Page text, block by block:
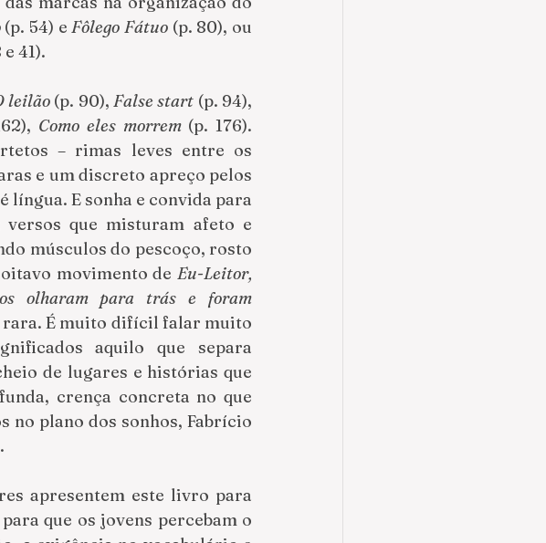
(p. 54) e Fôlego Fátuo (p. 80), ou
e 41).
leilão (p. 90), False start
Como eles morrem
– rimas leves entre os
e um discreto apreço pelos
língua. E sonha e convida para
que misturam afeto e
músculos do pescoço, rosto
movimento de Eu-Leitor,
olharam para trás e foram
rara. É muito difícil falar muito
aquilo que separa
de lugares e histórias que
crença concreta no que
no plano dos sonhos, Fabrício
apresentem este livro para
que os jovens percebam o